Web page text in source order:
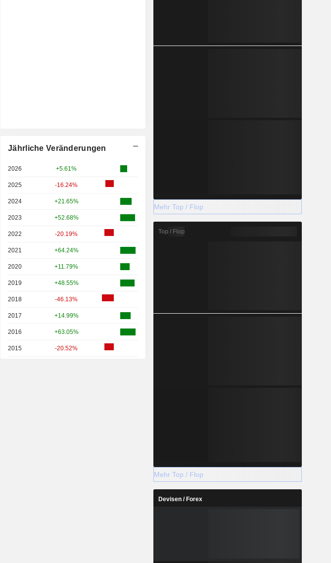
Jährliche Veränderungen
2026 +5.61%
2025 -16.24%
2024 +21.65%
2023 +52.68%
2022 -20.19%
2021 +64.24%
2020 +11.79%
2019 +48.55%
2018 -46.13%
2017 +14.99%
2016 +63.05%
2015 -20.52%
Mehr Top / Flop
Top / Flop
Mehr Top / Flop
Devisen / Forex